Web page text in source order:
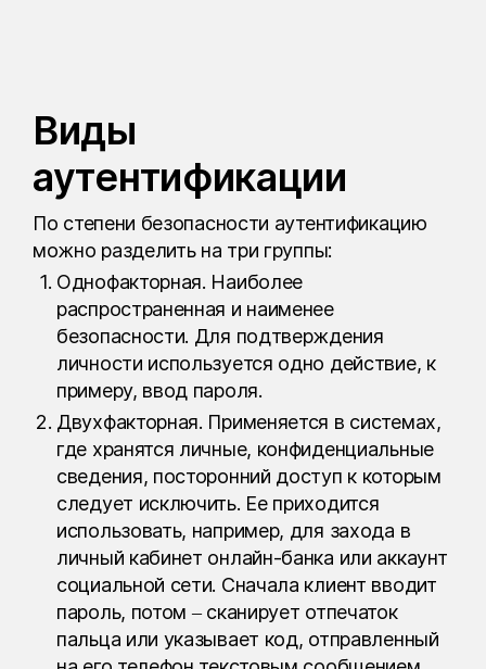
Виды
аутентификации
По степени безопасности аутентификацию
можно разделить на три группы:
Однофакторная. Наиболее
распространенная и наименее
безопасности. Для подтверждения
личности используется одно действие, к
примеру, ввод пароля.
Двухфакторная. Применяется в системах,
где хранятся личные, конфиденциальные
сведения, посторонний доступ к которым
следует исключить. Ее приходится
использовать, например, для захода в
личный кабинет онлайн-банка или аккаунт
социальной сети. Сначала клиент вводит
пароль, потом – сканирует отпечаток
пальца или указывает код, отправленный